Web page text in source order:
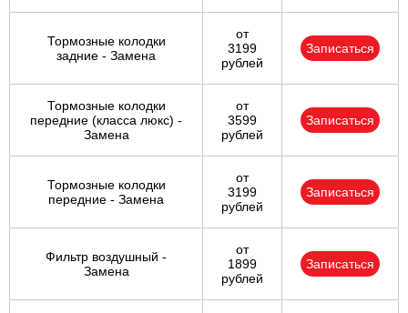
Тормозные колодки
задние - Замена
от
3199
рублей
Записаться
Тормозные колодки
передние (класса люкс) -
Замена
от
3599
рублей
Записаться
Тормозные колодки
передние - Замена
от
3199
рублей
Записаться
Фильтр воздушный -
Замена
от
1899
рублей
Записаться